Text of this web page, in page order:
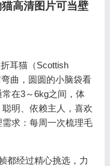
高清图片可当壁
耳猫（Scottish
曲，圆圆的小脑袋看
在3～6kg之间，体
明、依赖主人，喜欢
求：每周一次梳理毛
都经过精心挑选，力